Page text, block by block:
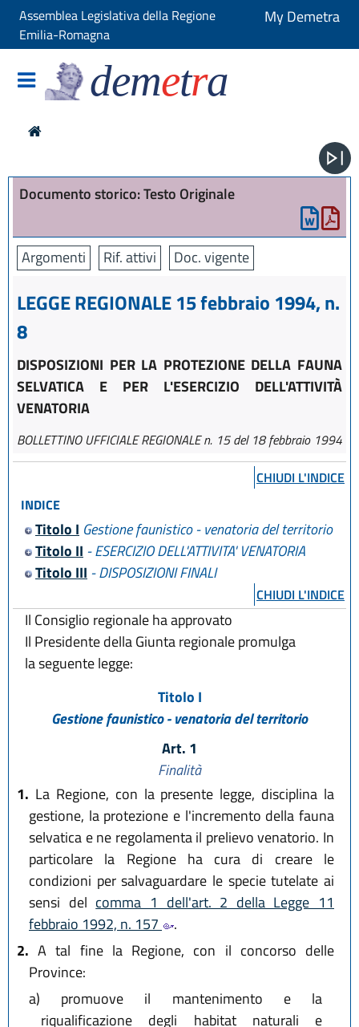
Assemblea Legislativa della Regione
Emilia-Romagna
My Demetra
demetra
Documento storico: Testo Originale
Argomenti Rif. attivi Doc. vigente
LEGGE REGIONALE 15 febbraio 1994, n.
8
DISPOSIZIONI PER LA PROTEZIONE DELLA FAUNA
SELVATICA E PER L'ESERCIZIO DELL'ATTIVITÀ
VENATORIA
BOLLETTINO UFFICIALE REGIONALE n. 15 del 18 febbraio 1994
CHIUDI L'INDICE
INDICE
Titolo I Gestione faunistico - venatoria del territorio
Titolo II - ESERCIZIO DELL'ATTIVITA' VENATORIA
Titolo III - DISPOSIZIONI FINALI
CHIUDI L'INDICE
Il Consiglio regionale ha approvato
Il Presidente della Giunta regionale promulga
la seguente legge:
Titolo I
Gestione faunistico - venatoria del territorio
Art. 1
Finalità
1. La Regione, con la presente legge, disciplina la
gestione, la protezione e l'incremento della fauna
selvatica e ne regolamenta il prelievo venatorio. In
particolare la Regione ha cura di creare le
condizioni per salvaguardare le specie tutelate ai
sensi del comma 1 dell'art. 2 della Legge 11
febbraio 1992, n. 157
.
2. A tal fine la Regione, con il concorso delle
Province:
a) promuove il mantenimento e la
riqualificazione degli habitat naturali e